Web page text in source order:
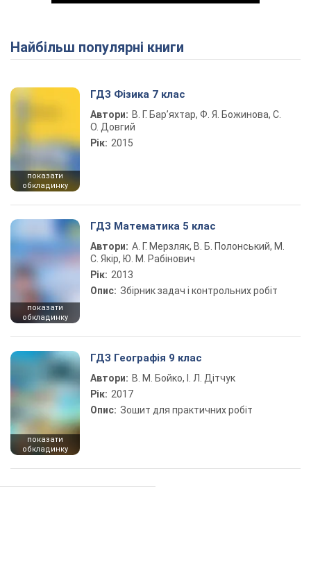
Play Video
Найбільш популярні книги
показати
обкладинку
ГДЗ Фізика 7 клас
Автори: В. Г. Бар’яхтар, Ф. Я. Божинова, С.
О. Довгий
Рік: 2015
показати
обкладинку
ГДЗ Математика 5 клас
Автори: А. Г. Мерзляк, В. Б. Полонський, М.
С. Якір, Ю. М. Рабінович
Рік: 2013
Опис: Збірник задач і контрольних робіт
показати
обкладинку
ГДЗ Географія 9 клас
Автори: В. М. Бойко, І. Л. Дітчук
Рік: 2017
Опис: Зошит для практичних робіт